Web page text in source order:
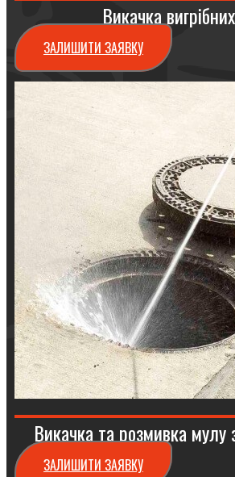
Викачка
ЗАЛИШИТИ ЗАЯВКУ
Викачка та розмивка мулу
ЗАЛИШИТИ ЗАЯВКУ